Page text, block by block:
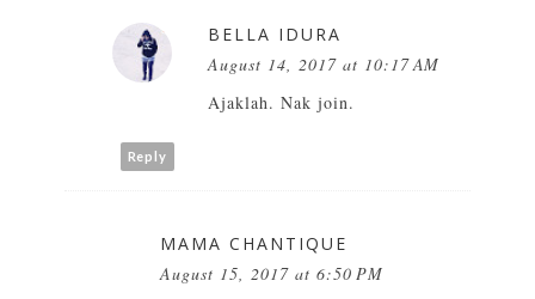
BELLA IDURA
August 14, 2017 at 10:17 AM
Ajaklah. Nak join.
Reply
MAMA CHANTIQUE
August 15, 2017 at 6:50 PM